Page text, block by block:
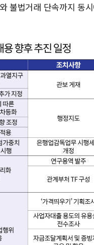
불법거래 단속까지 동